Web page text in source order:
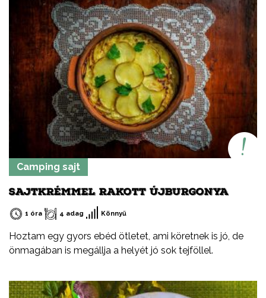
Camping sajt
SAJTKRÉMMEL RAKOTT ÚJBURGONYA
1 óra 4 adag Könnyű
Hoztam egy gyors ebéd ötletet, ami köretnek is jó, de
önmagában is megállja a helyét jó sok tejföllel.